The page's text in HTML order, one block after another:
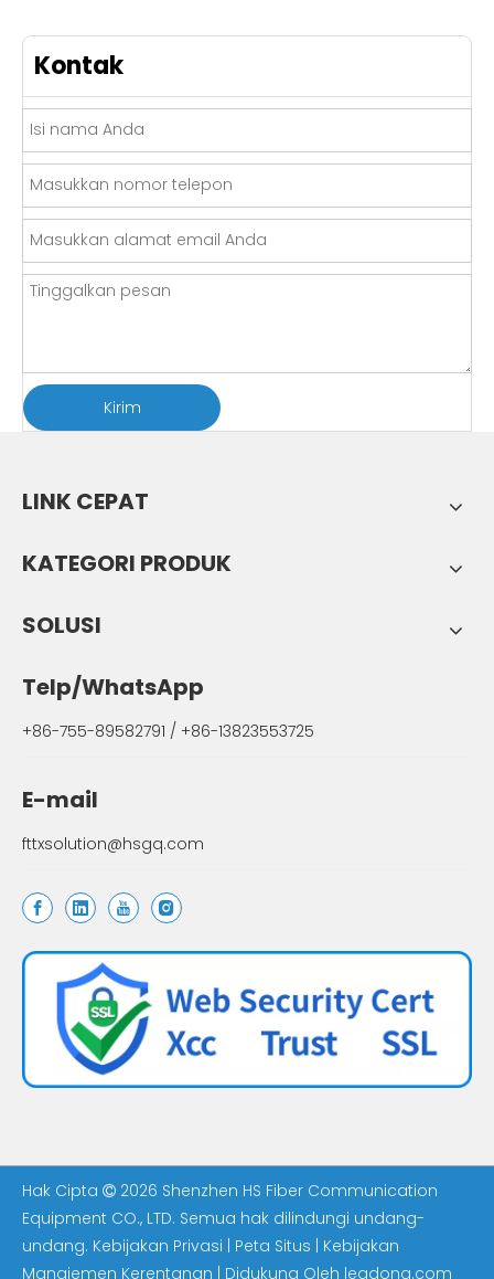
Kontak
Kirim
LINK CEPAT
KATEGORI PRODUK
SOLUSI
Telp/WhatsApp
+86-755-89582791 / +86-13823553725
E-mail
fttxsolution@hsgq.com
Hak Cipta  2026 Shenzhen HS Fiber Communication
Equipment CO., LTD. Semua hak dilindungi undang-
undang. Kebijakan Privasi Peta Situs
Kebijakan
Manajemen Kerentanan
| Didukung Oleh leadong.com